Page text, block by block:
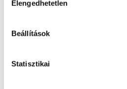
kiválasztása
Elengedhetetlen
Beállítások
Statisztikai